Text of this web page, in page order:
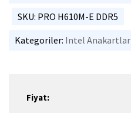
SKU: PRO H610M-E DDR5
Kategoriler: Intel Anakartlar
Fiyat: